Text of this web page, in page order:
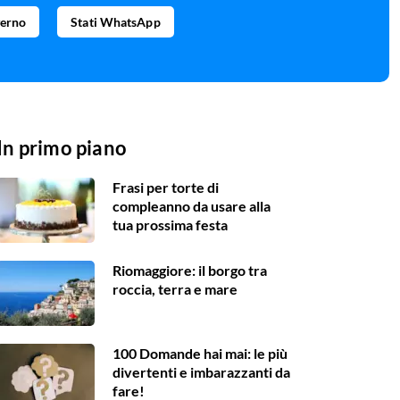
Stati WhatsApp
primo piano
Frasi per torte di
compleanno da usare alla
tua prossima festa
Riomaggiore: il borgo tra
roccia, terra e mare
100 Domande hai mai: le più
divertenti e imbarazzanti da
fare!